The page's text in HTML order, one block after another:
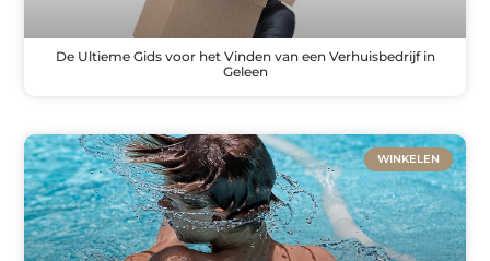
De Ultieme Gids voor het Vinden van een Verhuisbedrijf in
Geleen
WINKELEN